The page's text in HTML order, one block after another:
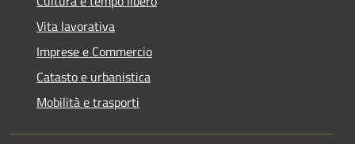
Vita lavorativa
Imprese e Commercio
Catasto e urbanistica
Mobilità e trasporti